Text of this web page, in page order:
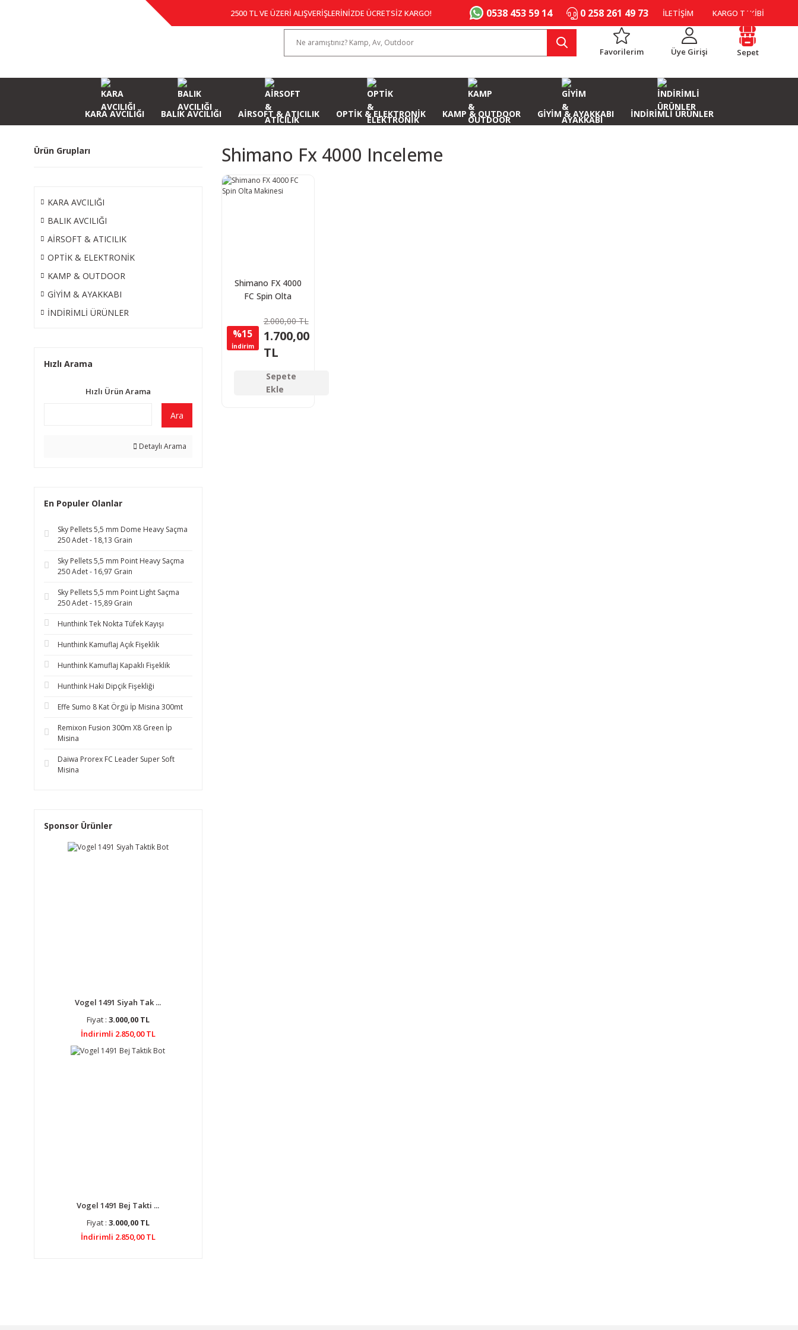
2500 TL VE ÜZERİ ALIŞVERİŞLERİNİZDE ÜCRETSİZ KARGO! 0538 453 59 14 0 258 261 49 73 İLETİŞİM KARGO TAKİBİ
Favorilerim Üye Girişi Sepet
KARA AVCILIĞI BALIK AVCILIĞI AİRSOFT & ATICILIK OPTİK & ELEKTRONİK KAMP & OUTDOOR GİYİM & AYAKKABI İNDİRİMLİ ÜRÜNLER
Ürün Grupları
KARA AVCILIĞI
BALIK AVCILIĞI
AİRSOFT & ATICILIK
OPTİK & ELEKTRONİK
KAMP & OUTDOOR
GİYİM & AYAKKABI
İNDİRİMLİ ÜRÜNLER
Hızlı Arama
Hızlı Ürün Arama
Ara
Detaylı Arama
En Populer Olanlar
Sky Pellets 5,5 mm Dome Heavy Saçma
250 Adet - 18,13 Grain
Sky Pellets 5,5 mm Point Heavy Saçma
250 Adet - 16,97 Grain
Sky Pellets 5,5 mm Point Light Saçma
250 Adet - 15,89 Grain
Hunthink Tek Nokta Tüfek Kayışı
Hunthink Kamuflaj Açık Fişeklik
Hunthink Kamuflaj Kapaklı Fişeklik
Hunthink Haki Dipçik Fişekliği
Effe Sumo 8 Kat Örgü İp Misina 300mt
Remixon Fusion 300m X8 Green İp
Misina
Daiwa Prorex FC Leader Super Soft
Misina
Sponsor Ürünler
Vogel 1491 Siyah Tak ...
Fiyat : 3.000,00 TL
İndirimli 2.850,00 TL
Vogel 1491 Bej Takti ...
Fiyat : 3.000,00 TL
İndirimli 2.850,00 TL
Shimano Fx 4000 Inceleme
Shimano FX 4000
FC Spin Olta
%15
İndirim
2.000,00 TL
1.700,00
TL
Sepete
Ekle